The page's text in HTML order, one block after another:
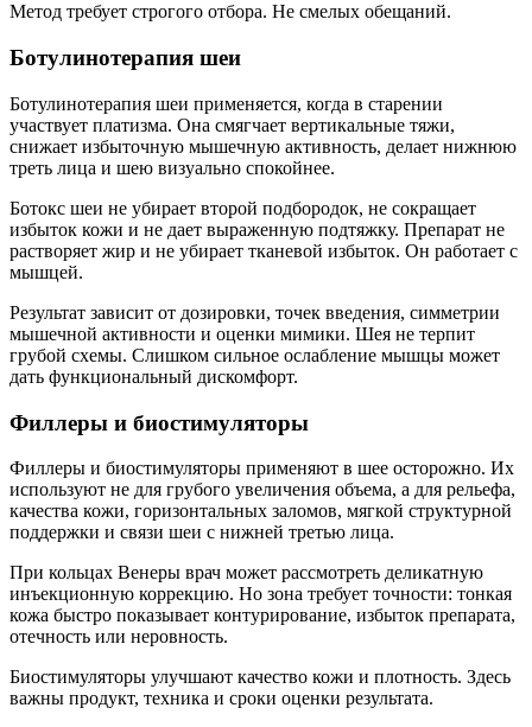
Метод требует строгого отбора. Не смелых обещаний.
Ботулинотерапия шеи
Ботулинотерапия шеи применяется, когда в старении
участвует платизма. Она смягчает вертикальные тяжи,
снижает избыточную мышечную активность, делает нижнюю
треть лица и шею визуально спокойнее.
Ботокс шеи не убирает второй подбородок, не сокращает
избыток кожи и не дает выраженную подтяжку. Препарат не
растворяет жир и не убирает тканевой избыток. Он работает с
мышцей.
Результат зависит от дозировки, точек введения, симметрии
мышечной активности и оценки мимики. Шея не терпит
грубой схемы. Слишком сильное ослабление мышцы может
дать функциональный дискомфорт.
Филлеры и биостимуляторы
Филлеры и биостимуляторы применяют в шее осторожно. Их
используют не для грубого увеличения объема, а для рельефа,
качества кожи, горизонтальных заломов, мягкой структурной
поддержки и связи шеи с нижней третью лица.
При кольцах Венеры врач может рассмотреть деликатную
инъекционную коррекцию. Но зона требует точности: тонкая
кожа быстро показывает контурирование, избыток препарата,
отечность или неровность.
Биостимуляторы улучшают качество кожи и плотность. Здесь
важны продукт, техника и сроки оценки результата.